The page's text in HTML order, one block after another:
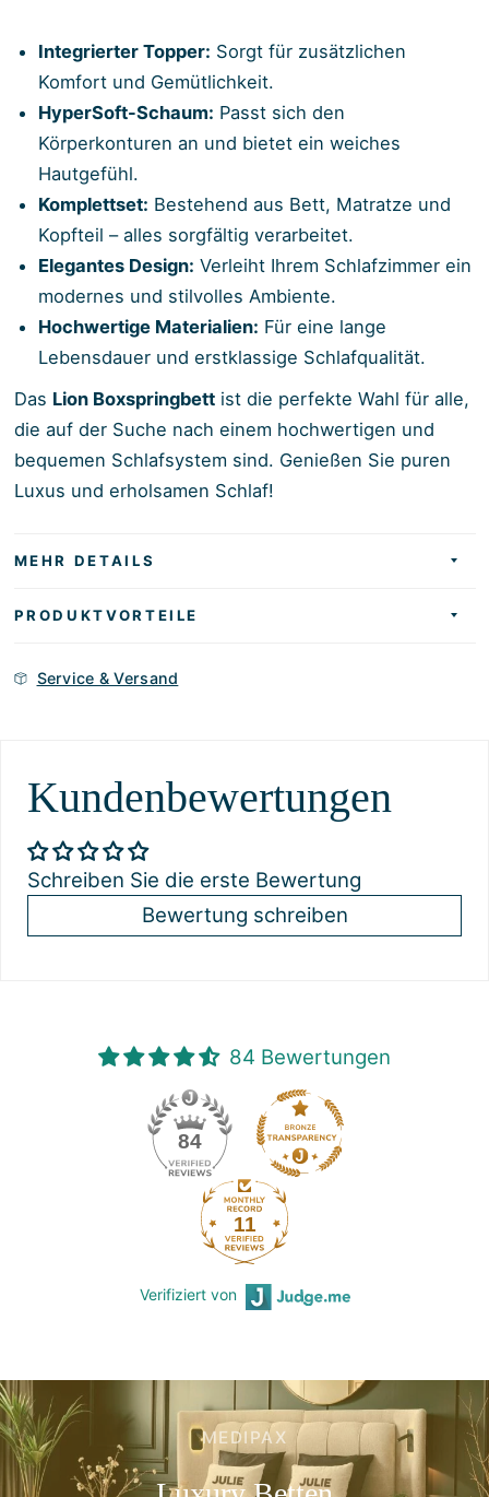
Integrierter Topper: Sorgt für zusätzlichen
Komfort und Gemütlichkeit.
HyperSoft-Schaum: Passt sich den
Körperkonturen an und bietet ein weiches
Hautgefühl.
Komplettset: Bestehend aus Bett, Matratze und
Kopfteil – alles sorgfältig verarbeitet.
Elegantes Design: Verleiht Ihrem Schlafzimmer ein
modernes und stilvolles Ambiente.
Hochwertige Materialien: Für eine lange
Lebensdauer und erstklassige Schlafqualität.
Das Lion Boxspringbettist die perfekte Wahl für alle,
die auf der Suche nach einem hochwertigen und
bequemen Schlafsystem sind. Genießen Sie puren
Luxus und erholsamen Schlaf!
MEHR DETAILS
PRODUKTVORTEILE
Service & Versand
Kundenbewertungen
Schreiben Sie die erste Bewertung
Bewertung schreiben
84 Bewertungen
84
11
Verifiziert von
MEDIPAX